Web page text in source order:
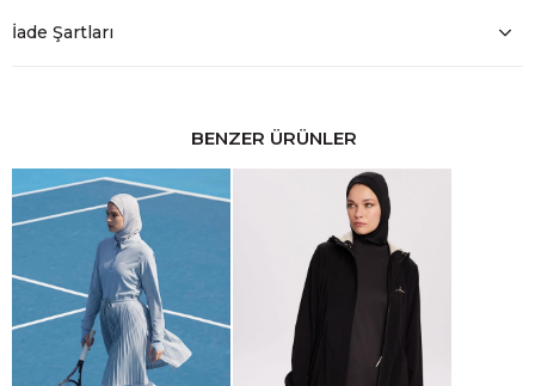
İade Şartları
BENZER ÜRÜNLER